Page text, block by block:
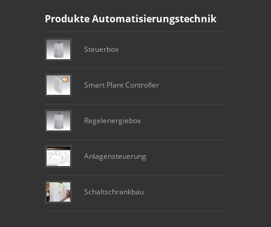
Footer contentProdukte Automatisierungstechnik
Steuerbox
Smart Plant Controller
Regelenergiebox
Anlagensteuerung
Schaltschrankbau